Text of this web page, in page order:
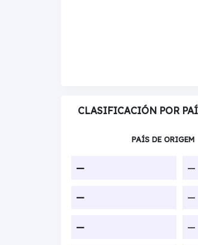
CLASIFICACIÓN POR
PAÍS DE ORIGEM
— —
— —
— —